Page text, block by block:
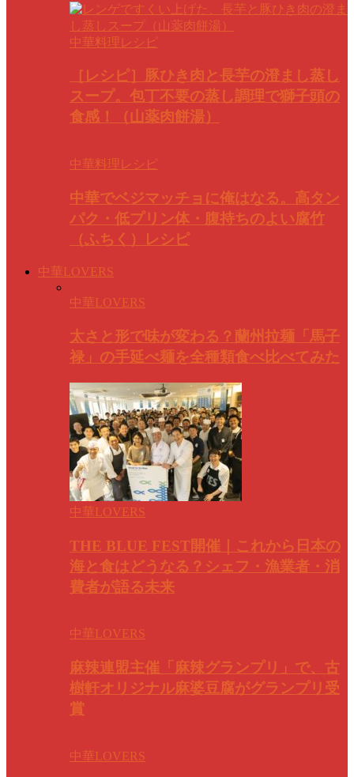
中華料理レシピ
［レシピ］豚ひき肉と長芋の澄まし蒸し
スープ。包丁不要の蒸し調理で獅子頭の
食感！（山薬肉餅湯）
中華料理レシピ
中華でベジマッチョに俺はなる。高タン
パク・低プリン体・腹持ちのよい腐竹
（ふちく）レシピ
中華LOVERS
中華LOVERS
太さと形で味が変わる？蘭州拉麺「馬子
禄」の手延べ麺を全種類食べ比べてみた
中華LOVERS
THE BLUE FEST開催｜これから日本の
海と食はどうなる？シェフ・漁業者・消
費者が語る未来
中華LOVERS
麻辣連盟主催「麻辣グランプリ」で、古
樹軒オリジナル麻婆豆腐がグランプリ受
賞
中華LOVERS